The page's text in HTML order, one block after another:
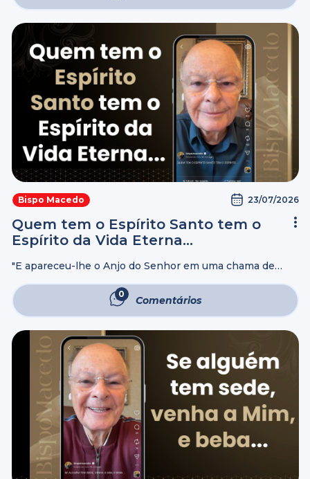
Bispo Macedo 23/07/2026
Quem tem o Espírito Santo tem o
Espírito da Vida Eterna…
"E apareceu-lhe o Anjo do Senhor em uma chama de
ardia no fogo, e a sarça não ...
0 Comentários